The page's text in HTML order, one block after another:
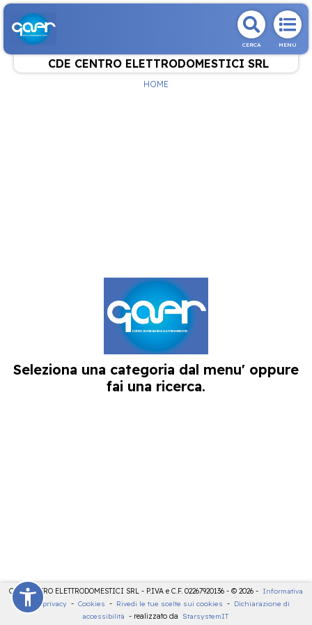
CERCA MENU
CDE CENTRO ELETTRODOMESTICI SRL
HOME
Seleziona una categoria dal menu' oppure
fai una ricerca.
CDE CENTRO ELETTRODOMESTICI SRL - P.IVA e C.F. 02267920136 - © 2026 - Informativa
sulla privacy - Cookies - Rivedi le tue scelte sui cookies - Dichiarazione di
accessibilità - realizzato da StarsystemIT